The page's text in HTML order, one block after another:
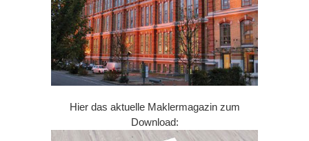
Hier das aktuelle Maklermagazin zum
Download: